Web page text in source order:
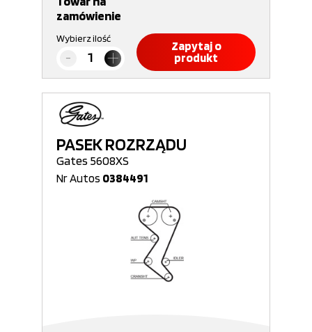
zamówienie
Wybierz ilość
Zapytaj o
produkt
PASEK ROZRZĄDU
Gates 5608XS
Nr Autos 0384491